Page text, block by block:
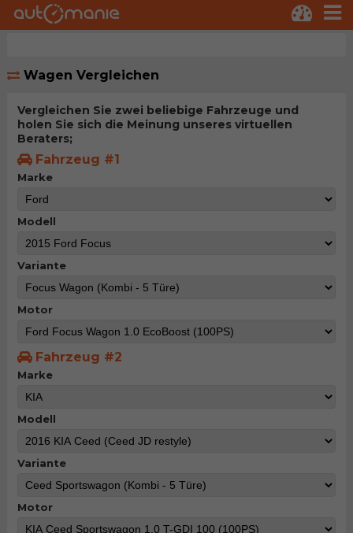
Wagen Vergleichen
Vergleichen Sie zwei beliebige Fahrzeuge und
holen Sie sich die Meinung unseres virtuellen
Beraters;
Fahrzeug #1
Marke
Modell
Variante
Motor
Fahrzeug #2
Marke
Modell
Variante
Motor